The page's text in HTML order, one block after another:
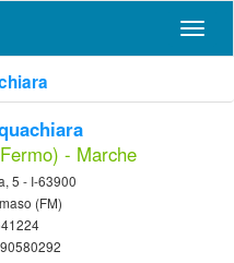
- Marche
5 - I-63900
(FM)